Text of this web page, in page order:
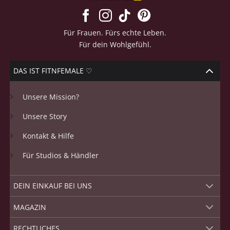
Für Frauen. Fürs echte Leben.
Für dein Wohlgefühl.
DAS IST FITNFEMALE ♡
Unsere Mission?
Unsere Story
Kontakt & Hilfe
Für Studios & Händler
DEIN EINKAUF BEI UNS
MAGAZIN